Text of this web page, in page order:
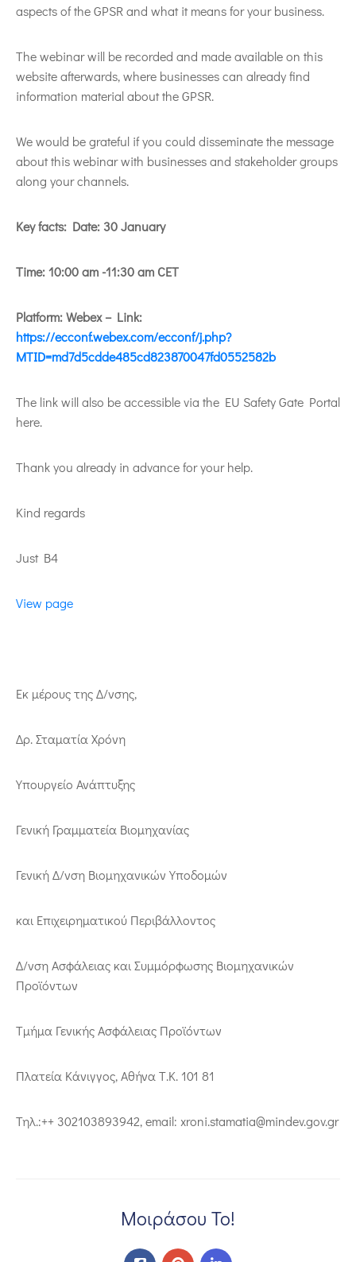
aspects of the GPSR and what it means for your business.
The webinar will be recorded and made available on this
website afterwards, where businesses can already find
information material about the GPSR.
We would be grateful if you could disseminate the message
about this webinar with businesses and stakeholder groups
along your channels.
Key facts: Date: 30 January
Time: 10:00 am -11:30 am CET
Platform: Webex – Link:
https://ecconf.webex.com/ecconf/j.php?
MTID=md7d5cdde485cd823870047fd0552582b
The link will also be accessible via the EU Safety Gate Portal
here.
Thank you already in advance for your help.
Kind regards
Just B4
View page
Εκ μέρους της Δ/νσης,
Δρ. Σταματία Χρόνη
Υπουργείο Ανάπτυξης
Γενική Γραμματεία Βιομηχανίας
Γενική Δ/νση Βιομηχανικών Υποδομών
και Επιχειρηματικού Περιβάλλοντος
Δ/νση Ασφάλειας και Συμμόρφωσης Βιομηχανικών
Προϊόντων
Τμήμα Γενικής Ασφάλειας Προϊόντων
Πλατεία Κάνιγγος, Αθήνα Τ.Κ. 101 81
Τηλ.:++ 302103893942, email: xroni.stamatia@mindev.gov.gr
Μοιράσου Το!